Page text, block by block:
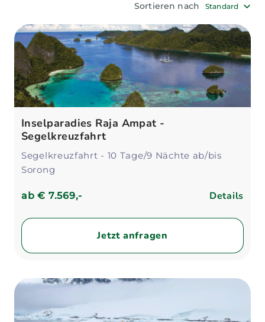
Sortieren nach Standard
Inselparadies Raja Ampat -
Segelkreuzfahrt
Segelkreuzfahrt - 10 Tage/9 Nächte ab/bis
Sorong
ab€ 7.569,- Details
Jetzt anfragen